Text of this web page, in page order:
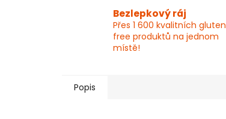
Bezlepkový ráj
Přes 1 600 kvalitních gluten
free produktů na jednom
místě!
Popis